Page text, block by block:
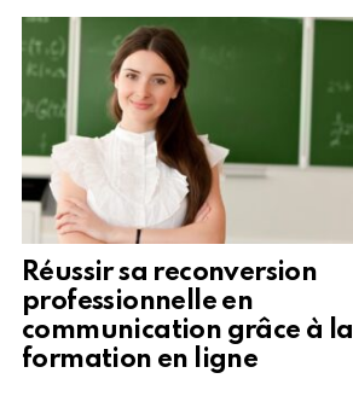
Réussir sa reconversion
professionnelle en
communication grâce à la
formation en ligne